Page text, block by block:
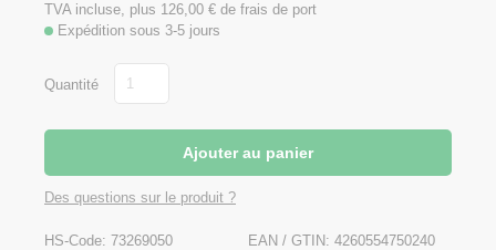
TVA incluse, plus 126,00 € de frais de port
Expédition sous 3-5 jours
Quantité
Des questions sur le produit ?
HS-Code: 73269050 EAN / GTIN: 4260554750240